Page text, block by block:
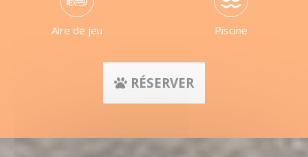
Aire de jeu Piscine
RÉSERVER